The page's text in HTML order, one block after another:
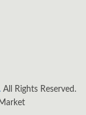
All Rights Reserved.